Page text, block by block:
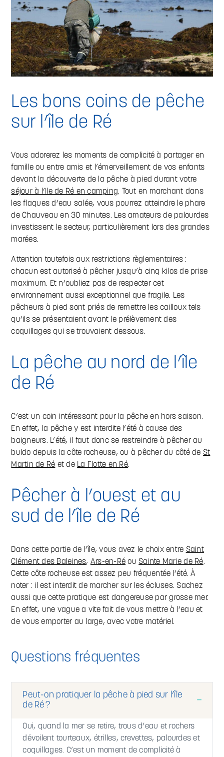
Les bons coins de pêche
sur l’île de Ré
Vous adorerez les moments de complicité à partager en
famille ou entre amis et l’émerveillement de vos enfants
devant la découverte de la pêche à pied durant votre
séjour à l’Ile de Ré en camping. Tout en marchant dans
les flaques d’eau salée, vous pourrez atteindre le phare
de Chauveau en 30 minutes. Les amateurs de palourdes
investissent le secteur, particulièrement lors des grandes
marées.
Attention toutefois aux restrictions règlementaires :
chacun est autorisé à pêcher jusqu’à cinq kilos de prise
maximum. Et n’oubliez pas de respecter cet
environnement aussi exceptionnel que fragile. Les
pêcheurs à pied sont priés de remettre les cailloux tels
qu’ils se présentaient avant le prélèvement des
coquillages qui se trouvaient dessous.
La pêche au nord de l’île
de Ré
C’est un coin intéressant pour la pêche en hors saison.
En effet, la pêche y est interdite l’été à cause des
baigneurs. L’été, il faut donc se restreindre à pêcher au
buldo depuis la côte rocheuse, ou à pêcher du côté de St
Martin de Ré et de La Flotte en Ré.
Pêcher à l’ouest et au
sud de l’île de Ré
Dans cette partie de l’île, vous avez le choix entre Saint
Clément des Baleines, Ars-en-Ré ou Sainte Marie de Ré.
Cette côte rocheuse est assez peu fréquentée l’été. À
noter : il est interdit de marcher sur les écluses. Sachez
aussi que cette pratique est dangereuse par grosse mer.
En effet, une vague a vite fait de vous mettre à l’eau et
de vous emporter au large, avec votre matériel.
Questions fréquentes
Peut-on pratiquer la pêche à pied sur l’île
de Ré ?
Oui, quand la mer se retire, trous d’eau et rochers
dévoilent tourteaux, étrilles, crevettes, palourdes et
coquillages. C’est un moment de complicité à